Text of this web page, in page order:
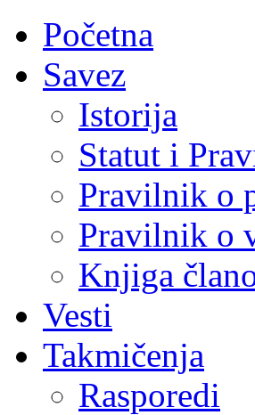
Početna
Savez
Istorija
Statut i
Pravilnik o
Pravilnik o
Knjiga
Vesti
Takmičenja
Rasporedi